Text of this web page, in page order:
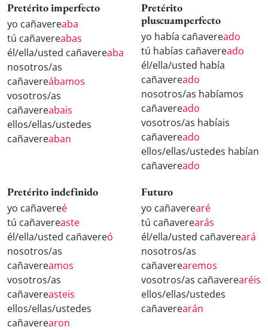
Pretérito imperfecto
yo cañavereaba
tú cañavereabas
él/ella/usted cañavereaba
nosotros/as
cañavereábamos
vosotros/as
cañavereabais
ellos/ellas/ustedes
cañavereaban
Pretérito
pluscuamperfecto
yo había cañavereado
tú habías cañavereado
él/ella/usted había
cañavereado
nosotros/as habíamos
cañavereado
vosotros/as habíais
cañavereado
ellos/ellas/ustedes habían
cañavereado
Pretérito indefinido
yo cañavereé
tú cañavereaste
él/ella/usted cañavereó
nosotros/as
cañavereamos
vosotros/as
cañavereasteis
ellos/ellas/ustedes
cañaverearon
Futuro
yo cañaverearé
tú cañaverearás
él/ella/usted cañavereará
nosotros/as
cañaverearemos
vosotros/as cañaverearéis
ellos/ellas/ustedes
cañaverearán